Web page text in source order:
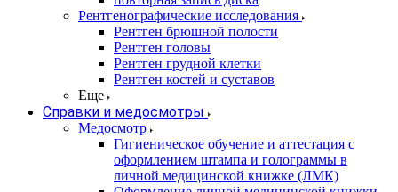
Рентгенографические исследования
Рентген брюшной полости
Рентген головы
Рентген грудной клетки
Рентген костей и суставов
Еще
Справки и медосмотры
Медосмотр
Гигиеническое обучение и аттестация с
оформлением штампа и голограммы в
личной медицинской книжке (ЛМК)